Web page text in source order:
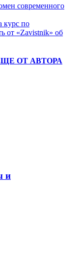
современного
курс по
от «Zavistnik» об
ОТ АВТОРА
и